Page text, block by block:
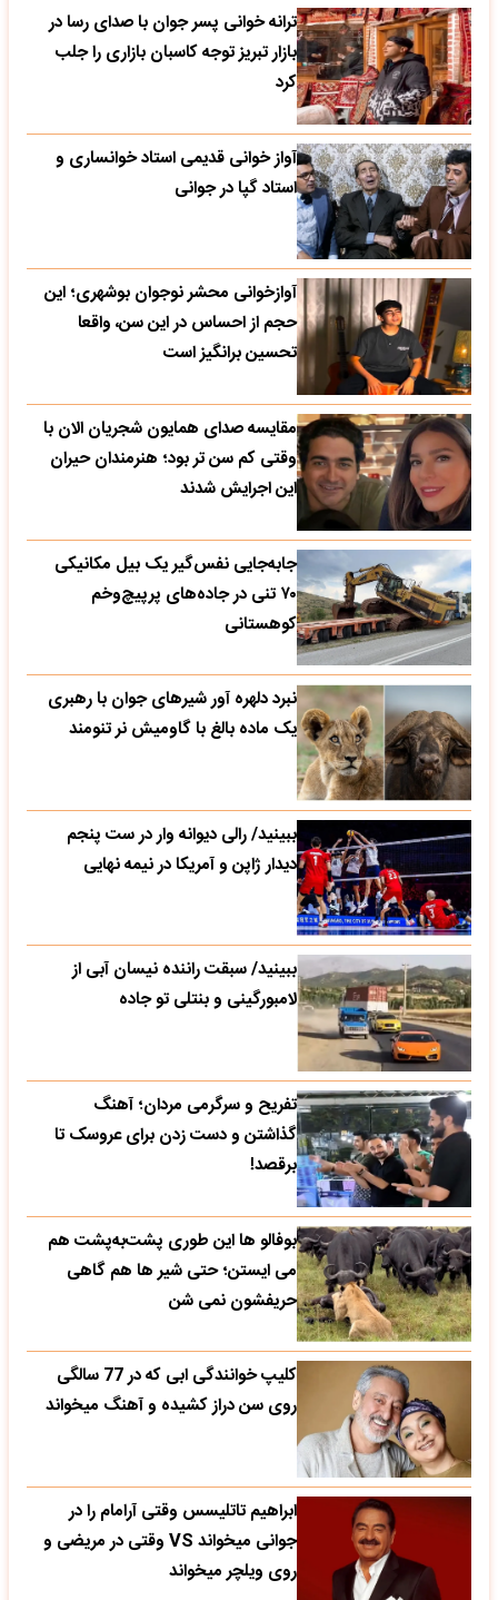
ترانه خوانی پسر جوان با صدای رسا در
بازار تبریز توجه کاسبان بازاری را جلب
کرد
آواز خوانی قدیمی استاد خوانساری و
استاد گپا در جوانی
آوازخوانی محشر نوجوان بوشهری؛ این
حجم از احساس در این سن، واقعا
تحسین‌ برانگیز است
مقایسه صدای همایون شجریان الان با
وقتی کم سن تر بود؛ هنرمندان حیران
این اجرایش شدند
جابه‌جایی نفس‌گیر یک بیل مکانیکی
۷۰ تنی در جاده‌های پرپیچ‌وخم
کوهستانی
نبرد دلهره آور شیرهای جوان با رهبری
یک ماده بالغ با گاومیش نر تنومند
ببینید/ رالی دیوانه وار در ست پنجم
دیدار ژاپن و آمریکا در نیمه نهایی
ببینید/ سبقت راننده نیسان آبی از
لامبورگینی و بنتلی تو جاده
تفریح و سرگرمی مردان؛ آهنگ
گذاشتن و دست زدن برای عروسک تا
برقصد!
بوفالو ها این‌ طوری پشت‌به‌پشت هم
می‌ ایستن؛ حتی شیر ها هم گاهی
حریفشون نمی‌ شن
کلیپ خوانندگی ابی که در 77 سالگی
روی سن دراز کشیده و آهنگ میخواند
ابراهیم تاتلیسس وقتی آرامام را در
جوانی میخواند VS وقتی در مریضی و
روی ویلچر میخواند